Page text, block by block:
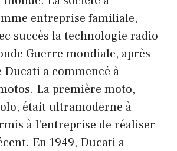
entreprise familiale,
succès la technologie radio
Guerre mondiale, après
a commencé à
La première moto,
était ultramoderne à
à l’entreprise de réaliser
En 1949, Ducati a